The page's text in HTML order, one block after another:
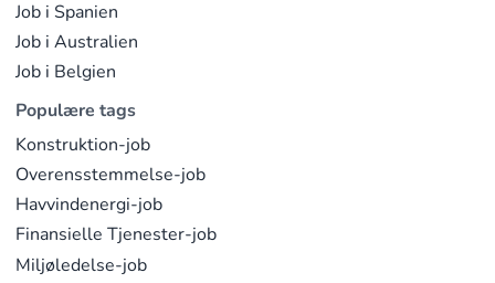
Job i Spanien
Job i Australien
Job i Belgien
Populære tags
Konstruktion-job
Overensstemmelse-job
Havvindenergi-job
Finansielle Tjenester-job
Miljøledelse-job